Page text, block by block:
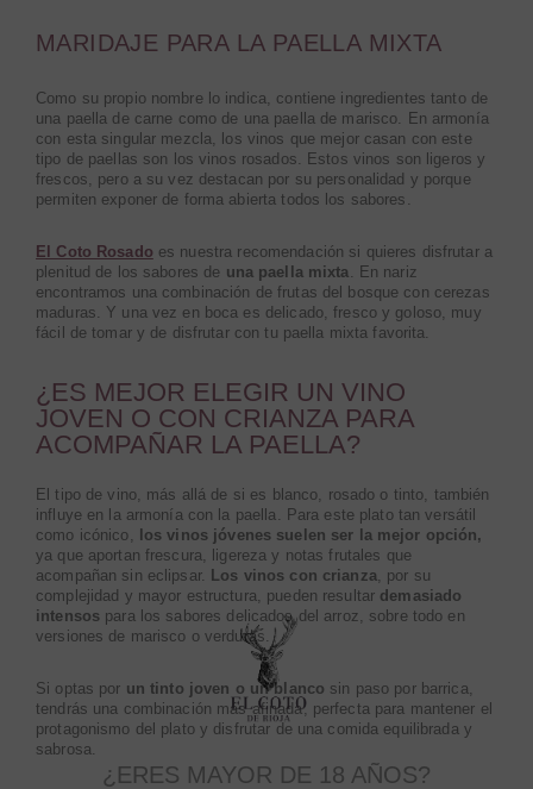
MARIDAJE PARA LA PAELLA MIXTA
Como su propio nombre lo indica, contiene ingredientes tanto de
una paella de carne como de una paella de marisco. En armonía
con esta singular mezcla, los vinos que mejor casan con este
tipo de paellas son los vinos rosados. Estos vinos son ligeros y
frescos, pero a su vez destacan por su personalidad y porque
permiten exponer de forma abierta todos los sabores.
El Coto Rosado es nuestra recomendación si quieres disfrutar a
plenitud de los sabores de una paella mixta. En nariz
encontramos una combinación de frutas del bosque con cerezas
maduras. Y una vez en boca es delicado, fresco y goloso, muy
fácil de tomar y de disfrutar con tu paella mixta favorita.
¿ES MEJOR ELEGIR UN VINO
JOVEN O CON CRIANZA PARA
ACOMPAÑAR LA PAELLA?
El tipo de vino, más allá de si es blanco, rosado o tinto, también
influye en la armonía con la paella. Para este plato tan versátil
como icónico,
los vinos jóvenes suelen ser la mejor opción,
ya que aportan frescura, ligereza y notas frutales que
acompañan sin eclipsar.
Los vinos con crianza, por su
complejidad y mayor estructura, pueden resultar demasiado
intensos para los sabores delicados del arroz, sobre todo en
versiones de marisco o verduras.
Si optas por un tinto joven o un blanco sin paso por barrica,
tendrás una combinación más afinada, perfecta para mantener el
protagonismo del plato y disfrutar de una comida equilibrada y
sabrosa.
¿ERES MAYOR DE 18 AÑOS?